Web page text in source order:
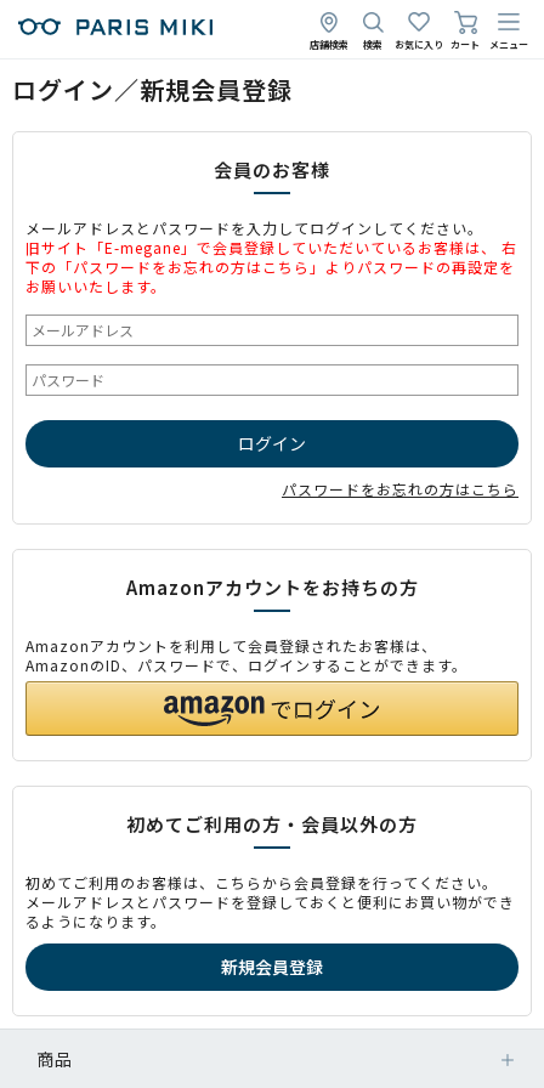
店舗検索 検索 お気に入り カート メニュー
ログイン／新規会員登録
会員のお客様
メールアドレスとパスワードを入力してログインしてください。
旧サイト「E-megane」で会員登録していただいているお客様は、 右
下の「パスワードをお忘れの方はこちら」よりパスワードの再設定を
お願いいたします。
パスワードをお忘れの方はこちら
Amazonアカウントをお持ちの方
Amazonアカウントを利用して会員登録されたお客様は、
AmazonのID、パスワードで、ログインすることができます。
初めてご利用の方・会員以外の方
初めてご利用のお客様は、こちらから会員登録を行ってください。
メールアドレスとパスワードを登録しておくと便利にお買い物ができ
るようになります。
商品